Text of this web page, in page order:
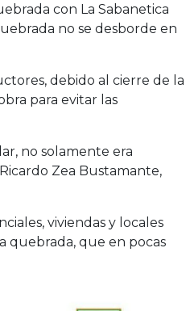
con La Sabanetica
no se desborde en
debido al cierre de la
para evitar las
no solamente era
Zea Bustamante,
viviendas y locales
quebrada, que en pocas